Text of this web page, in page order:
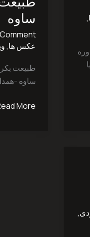
,
ساوه
عکس ها,
طبیعت
ساوه -
جلگه
اکبر
در
ساوه
More »
,